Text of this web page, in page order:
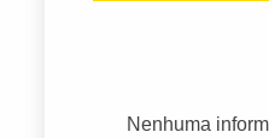
Nenhuma